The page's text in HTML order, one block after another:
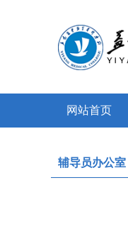
网站首页
辅导员办公室